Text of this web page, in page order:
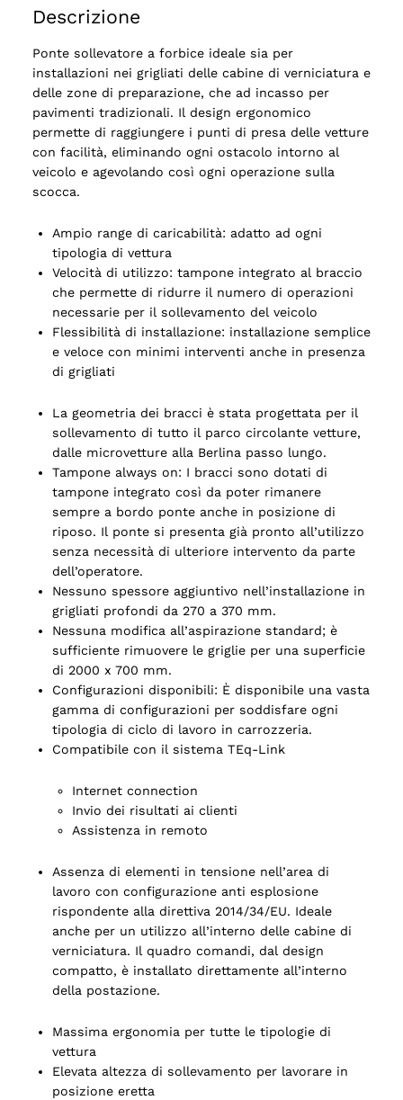
Descrizione
Ponte sollevatore a forbice ideale sia per
installazioni nei grigliati delle cabine di verniciatura e
delle zone di preparazione, che ad incasso per
pavimenti tradizionali. Il design ergonomico
permette di raggiungere i punti di presa delle vetture
con facilità, eliminando ogni ostacolo intorno al
veicolo e agevolando così ogni operazione sulla
scocca.
Ampio range di caricabilità: adatto ad ogni
tipologia di vettura
Velocità di utilizzo: tampone integrato al braccio
che permette di ridurre il numero di operazioni
necessarie per il sollevamento del veicolo
Flessibilità di installazione: installazione semplice
e veloce con minimi interventi anche in presenza
di grigliati
La geometria dei bracci è stata progettata per il
sollevamento di tutto il parco circolante vetture,
dalle microvetture alla Berlina passo lungo.
Tampone always on: I bracci sono dotati di
tampone integrato così da poter rimanere
sempre a bordo ponte anche in posizione di
riposo. Il ponte si presenta già pronto all’utilizzo
senza necessità di ulteriore intervento da parte
dell’operatore.
Nessuno spessore aggiuntivo nell’installazione in
grigliati profondi da 270 a 370 mm.
Nessuna modifica all’aspirazione standard; è
sufficiente rimuovere le griglie per una superficie
di 2000 x 700 mm.
Configurazioni disponibili: È disponibile una vasta
gamma di configurazioni per soddisfare ogni
tipologia di ciclo di lavoro in carrozzeria.
Compatibile con il sistema TEq-Link
Internet connection
Invio dei risultati ai clienti
Assistenza in remoto
Assenza di elementi in tensione nell’area di
lavoro con configurazione anti esplosione
rispondente alla direttiva 2014/34/EU. Ideale
anche per un utilizzo all’interno delle cabine di
verniciatura. Il quadro comandi, dal design
compatto, è installato direttamente all’interno
della postazione.
Massima ergonomia per tutte le tipologie di
vettura
Elevata altezza di sollevamento per lavorare in
posizione eretta